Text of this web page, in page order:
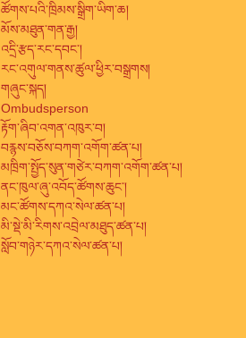
ཚོགས་པའི་ཁྲིམས་སྒྲིག་ཡིག་ཆ།
མོས་མཐུན་གན་རྒྱ།
འདྲི་རྩད་རང་དབང་།
རང་འགུལ་གནས་ཚུལ་ཕྱིར་བསྒྲགས།
གཞུང་སྐད།
Ombudsperson
རྟོག་ཞིབ་འགན་འཁུར་བ།
བརྙས་བཅོས་བཀག་འགོག་ཚན་པ།
མཁྲིག་སྤྱོད་སུན་གཙེར་བཀག་འགོག་ཚན་པ།
ནང་ཁུལ་ཞུ་འབོད་ཚོགས་ཆུང་།
མང་ཚོགས་དཀའ་སེལ་ཚན་པ།
མི་སྡེ་མི་རིགས་འབྲེལ་མཐུད་ཚན་པ།
སློབ་གཉེར་དཀའ་སེལ་ཚན་པ།